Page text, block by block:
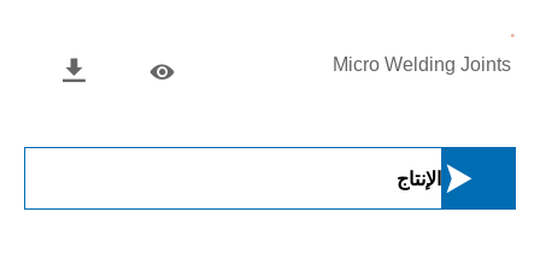
Micro Welding Joints


 الإنتاج